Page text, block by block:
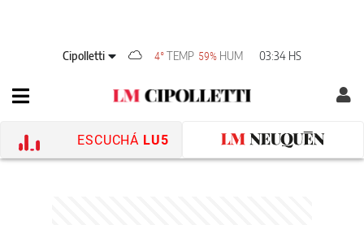
Cipolletti 4° TEMP 59% HUM 03:34 HS
ESCUCHÁ LU5